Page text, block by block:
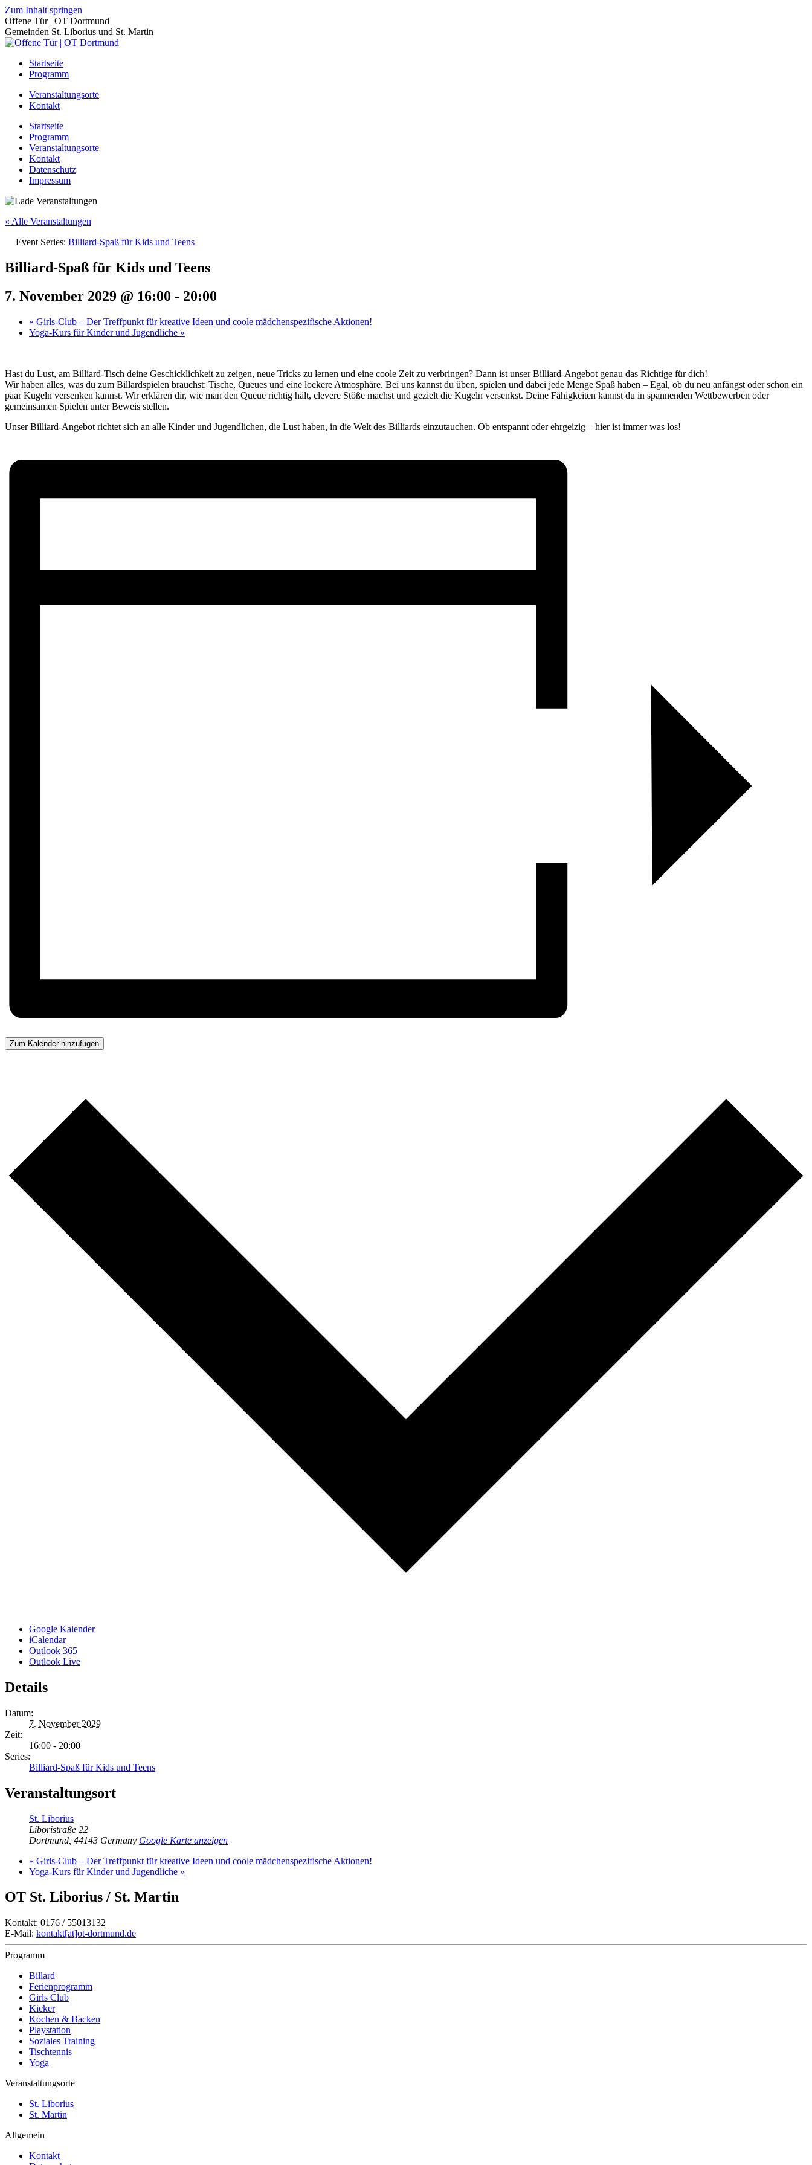
Zum Inhalt springen
Offene Tür | OT Dortmund
Gemeinden St. Liborius und St. Martin
Startseite
Programm
Veranstaltungsorte
Kontakt
Startseite
Programm
Veranstaltungsorte
Kontakt
Datenschutz
Impressum
« Alle Veranstaltungen
Event Series: Billiard-Spaß für Kids und Teens
Billiard-Spaß für Kids und Teens
7. November 2029 @ 16:00 - 20:00
« Girls-Club – Der Treffpunkt für kreative Ideen und coole mädchenspezifische Aktionen!
Yoga-Kurs für Kinder und Jugendliche »
Hast du Lust, am Billiard-Tisch deine Geschicklichkeit zu zeigen, neue Tricks zu lernen und eine coole Zeit zu verbringen? Dann ist unser Billiard-Angebot genau das Richtige für dich!
Wir haben alles, was du zum Billardspielen brauchst: Tische, Queues und eine lockere Atmosphäre. Bei uns kannst du üben, spielen und dabei jede Menge Spaß haben – Egal, ob du neu anfängst oder schon ein
paar Kugeln versenken kannst. Wir erklären dir, wie man den Queue richtig hält, clevere Stöße machst und gezielt die Kugeln versenkst. Deine Fähigkeiten kannst du in spannenden Wettbewerben oder
gemeinsamen Spielen unter Beweis stellen.
Unser Billiard-Angebot richtet sich an alle Kinder und Jugendlichen, die Lust haben, in die Welt des Billiards einzutauchen. Ob entspannt oder ehrgeizig – hier ist immer was los!
Zum Kalender hinzufügen
Google Kalender
iCalendar
Outlook 365
Outlook Live
Details
Datum:
7. November 2029
Zeit:
16:00 - 20:00
Series:
Billiard-Spaß für Kids und Teens
Veranstaltungsort
St. Liborius
Liboristraße 22
Dortmund 44143 Germany Google Karte anzeigen
« Girls-Club – Der Treffpunkt für kreative Ideen und coole mädchenspezifische Aktionen!
Yoga-Kurs für Kinder und Jugendliche »
OT St. Liborius / St. Martin
Kontakt: 0176 / 55013132
E-Mail: kontakt[at]ot-dortmund.de
Programm
Billard
Ferienprogramm
Girls Club
Kicker
Kochen & Backen
Playstation
Soziales Training
Tischtennis
Yoga
Veranstaltungsorte
St. Liborius
St. Martin
Allgemein
Kontakt